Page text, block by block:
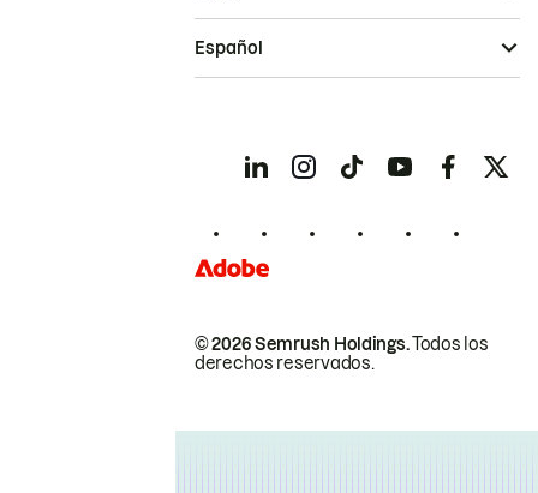
© 2026 Semrush Holdings.Todos los
derechos reservados.
Español